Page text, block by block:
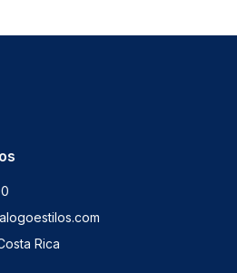
Rica